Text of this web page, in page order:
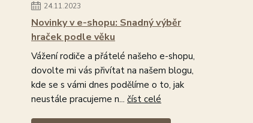
24.11.2023
Novinky v e-shopu: Snadný výběr
hraček podle věku
Vážení rodiče a přátelé našeho e-shopu,
dovolte mi vás přivítat na našem blogu,
kde se s vámi dnes podělíme o to, jak
neustále pracujeme n... číst celé